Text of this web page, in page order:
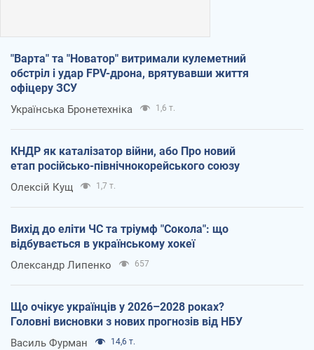
"Варта" та "Новатор" витримали кулеметний
обстріл і удар FPV-дрона, врятувавши життя
офіцеру ЗСУ
Українська Бронетехніка 1,6 т.
КНДР як каталізатор війни, або Про новий
етап російсько-північнокорейського союзу
Олексій Кущ 1,7 т.
Вихід до еліти ЧС та тріумф "Сокола": що
відбувається в українському хокеї
Олександр Липенко 657
Що очікує українців у 2026–2028 роках?
Головні висновки з нових прогнозів від НБУ
Василь Фурман 14,6 т.